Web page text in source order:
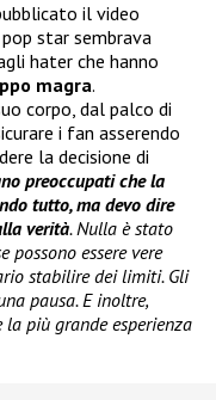
il video
star sembrava
hater che hanno
magra.
corpo, dal palco di
i fan asserendo
la decisione di
preoccupati che la
tutto, ma devo dire
verità. Nulla è stato
possono essere vere
stabilire dei limiti. Gli
pausa. E inoltre,
la più grande esperienza